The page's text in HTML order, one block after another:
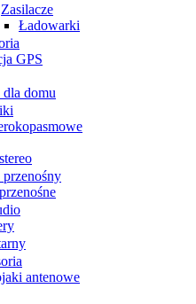
Zasilacze
Ładowarki
GPS
dla domu
przenośny
antenowe